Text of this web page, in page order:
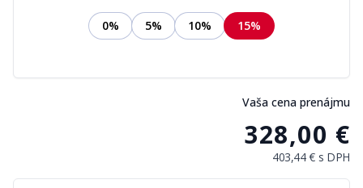
0% 5% 10% 15%
Vaša cena prenájmu
328,00 €
403,44 € s DPH